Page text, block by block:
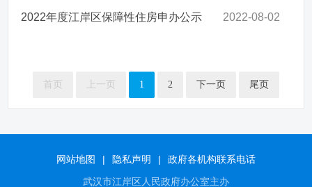
2022年度江岸区保障性住房申办公示 2022-08-02
首页 上一页 1 2 下一页 尾页
网站地图 | 隐私声明 |
政府各机构联系电话
武汉市江岸区人民政府办公室主办